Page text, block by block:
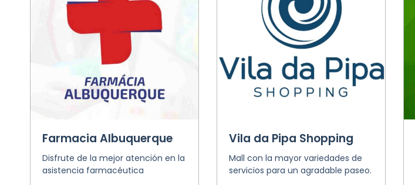
Farmacia Albuquerque
Disfrute de la mejor atención en la
asistencia farmacéutica
Vila da Pipa Shopping
Mall con la mayor variedades de
servicios para un agradable paseo.